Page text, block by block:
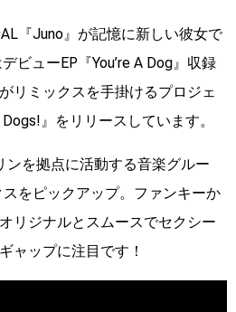
『Juno』が記憶に新しい彼女で
ビューEP『You’re A Dog』収録
リミックスを手掛けるプロジェ
』をリリースしています。
ンを拠点に活動する音楽グルー
をピックアップ。ファンキーか
リジナルとスムースでセクシー
ャップに注目です！